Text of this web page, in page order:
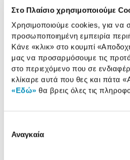
Στο Πλαίσιο χρησιμοποιούμε
Χρησιμοποιούμε cookies, για να
προσωποποιημένη εμπειρία
Κάνε «κλικ» στο κουμπί
μας να προσαρμόσουμε τις
στο περιεχόμενο που σε
κλίκαρε αυτά που θες και πάτα
«Εδώ» θα βρεις όλες τις
συγκατάθεσης
Αναγκαία
παρουσίαση
Προδιαγραφές
προϊόντος
Χαρακτηριστικά
Αξιολογήσεις
Αξιολογήσεις